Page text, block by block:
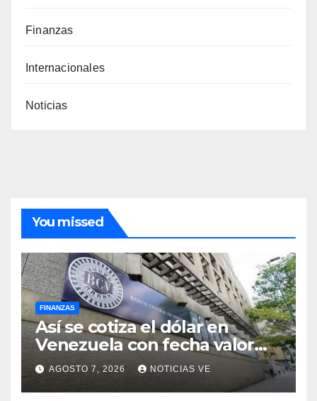
Finanzas
Internacionales
Noticias
You missed
FINANZAS
Así se cotiza el dólar en
Venezuela con fecha valor
lunes 10 de agosto de 2026
AGOSTO 7, 2026 NOTICIAS VE